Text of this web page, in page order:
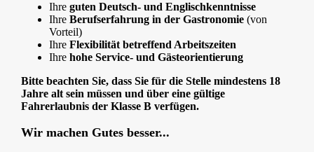
Ihre guten Deutsch- und Englischkenntnisse
Ihre Berufserfahrung in der Gastronomie (von
Vorteil)
Ihre Flexibilität betreffend Arbeitszeiten
Ihre hohe Service- und Gästeorientierung
Bitte beachten Sie, dass Sie für die Stelle mindestens 18
Jahre alt sein müssen und über eine gültige
Fahrerlaubnis der Klasse B verfügen.
Wir machen Gutes besser...